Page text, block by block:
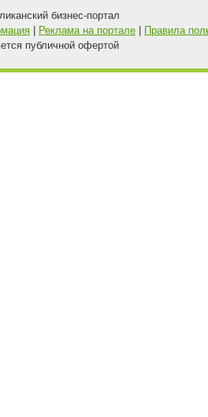
бизнес-портал
Реклама на портале
Правила
публичной офертой